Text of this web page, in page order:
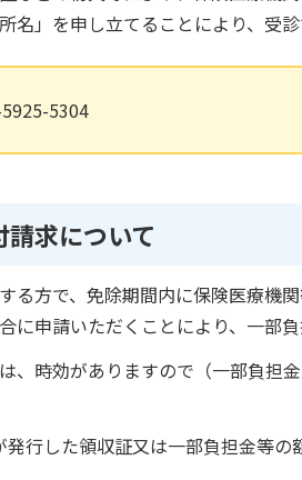
名」を申し立てることにより、受診
5304
求について
る方で、免除期間内に保険医療機
に申請いただくことにより、一部
、時効がありますので（一部負
行した領収証又は一部負担金等の